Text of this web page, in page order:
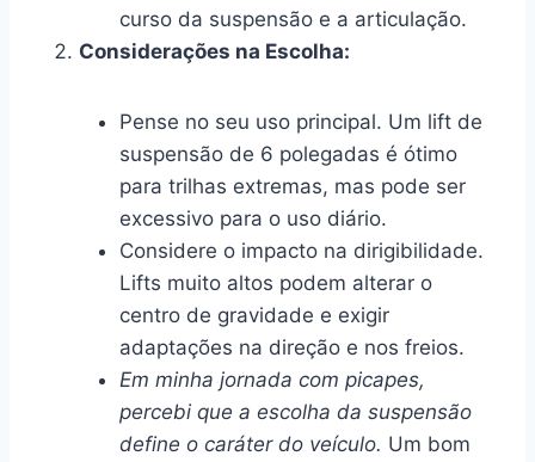
curso da suspensão e a articulação.
Considerações na Escolha:
Pense no seu uso principal. Um lift de
suspensão de 6 polegadas é ótimo
para trilhas extremas, mas pode ser
excessivo para o uso diário.
Considere o impacto na dirigibilidade.
Lifts muito altos podem alterar o
centro de gravidade e exigir
adaptações na direção e nos freios.
Em minha jornada com picapes,
percebi que a escolha da suspensão
define o caráter do veículo. Um bom